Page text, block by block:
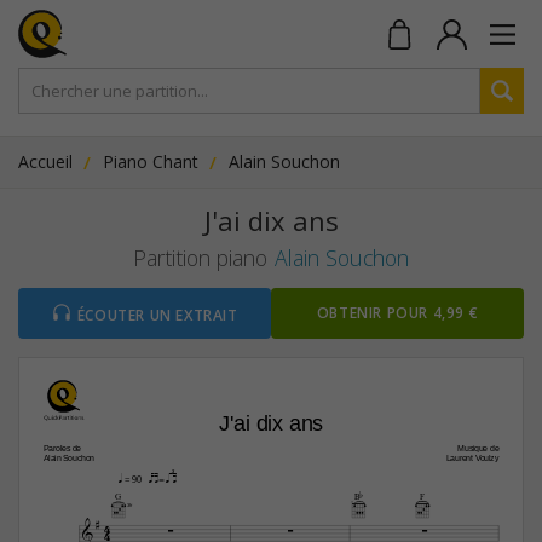
Accueil Piano Chant Alain Souchon
J'ai dix ans
Partition piano Alain Souchon
ÉCOUTER UN EXTRAIT OBTENIR POUR 4,99 €
q = 90
Paroles de
Alain Souchon
qs i=qapa asq
Musique de
Laurent Voulzy
J'ai dix ans
4
4

3fr
G
 
Bb

F